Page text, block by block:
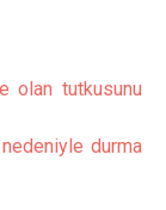
olan tutkusunu
durma